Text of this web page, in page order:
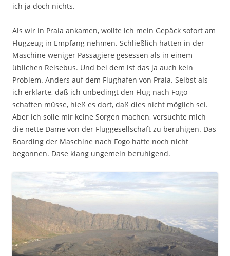
ich ja doch nichts.
Als wir in Praia ankamen, wollte ich mein Gepäck sofort am
Flugzeug in Empfang nehmen. Schließlich hatten in der
Maschine weniger Passagiere gesessen als in einem
üblichen Reisebus. Und bei dem ist das ja auch kein
Problem. Anders auf dem Flughafen von Praia. Selbst als
ich erklärte, daß ich unbedingt den Flug nach Fogo
schaffen müsse, hieß es dort, daß dies nicht möglich sei.
Aber ich solle mir keine Sorgen machen, versuchte mich
die nette Dame von der Fluggesellschaft zu beruhigen. Das
Boarding der Maschine nach Fogo hatte noch nicht
begonnen. Dase klang ungemein beruhigend.